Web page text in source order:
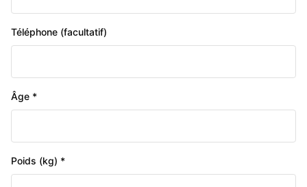
Téléphone (facultatif)
Âge *
Poids (kg) *